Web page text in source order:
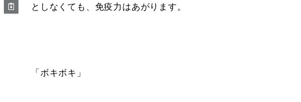
としなくても、免疫力はあがります。
「ボキボキ」